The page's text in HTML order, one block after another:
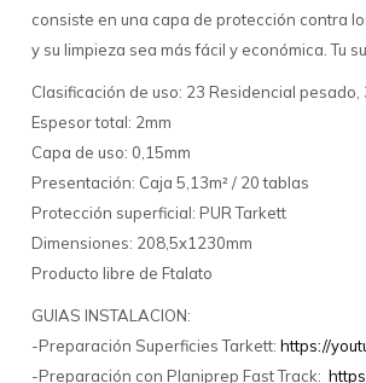
consiste en una capa de protección contra
y su limpieza sea más fácil y económica. Tu
Clasificación de uso: 23 Residencial
Espesor total: 2mm
Capa de uso: 0,15mm
Presentación: Caja 5,13m² / 20 tablas
Protección superficial: PUR Tarkett
Dimensiones: 208,5x1230mm
Producto libre de Ftalato
GUIAS INSTALACION:
-Preparación Superficies Tarkett: https://
-Preparación con Planiprep Fast Track: